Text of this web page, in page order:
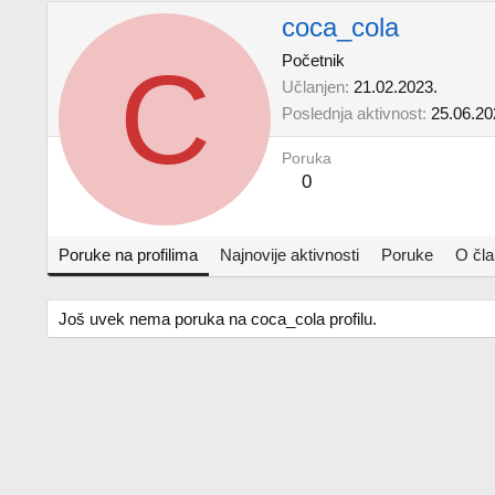
C
coca_cola
Početnik
Učlanjen 21.02.2023.
Poslednja aktivnost
Poruka
0
Poruke na profilima Najnovije aktivnosti Poruke O
Još uvek nema poruka na coca_cola profilu.